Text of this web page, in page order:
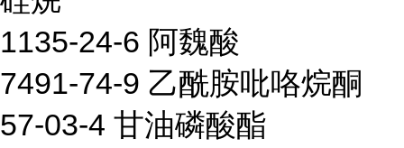
1135-24-6 阿魏酸
7491-74-9 乙酰胺吡咯烷酮
57-03-4 甘油磷酸酯